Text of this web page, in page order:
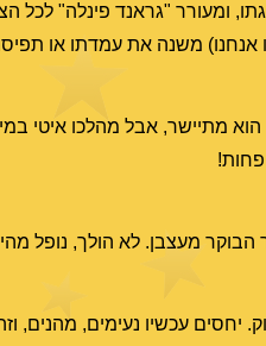
ומעורר "גראנד פינלה" לכל
אנחנו) משנה את עמדתו או
אם לדייק ממש). מכאן הוא מתיישר,
מעצבן. לא הולך, נופל
יחסים עכשיו נעימים,